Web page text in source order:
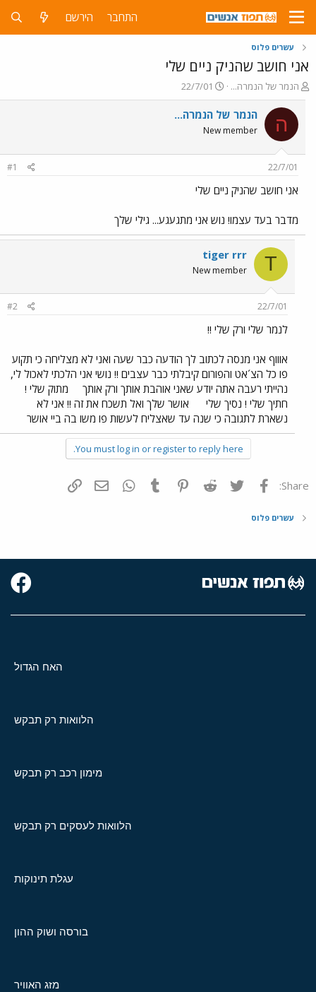
התחבר הירשם
עשרים פלוס
אני חושב שהניק ניים שלי
פ
ו
ת
ח
ה
ש
א
הנמר של הנמרה...
פ
ו
ר
ם
ר
22/7/01
ה הנמר של הנמרה...
New member
22/7/01
#1
אני חושב שהניק ניים שלי
מדבר בעד עצמו! נוש אני מתגעגע... גילי שלך
T
tiger rrr
New member
22/7/01
#2
לנמר שלי ורק שלי !!
אוווף אני מנסה לכתוב לך הודעה כבר שעה ואני לא מצליחה כי תקוע
פו כל הצ´אט והפורום קיבלתי כבר עצבים !! נושי אני הלכתי לאכול לי,
נהייתי רעבה אתה יודע שאני אוהבת אותך ורק אותך
מתוק שלי !
חתיך שלי ! נסיך שלי
אושר שלך ואל תשכח את זה !! אני לא
נשארת לתגובה כי שנה עד שאצליח לעשות פו משו בה ביי אושר
You must log in or register to reply here.
Share: פייסבוק Twitter
Reddit
Pinterest
Tumblr
WhatsAppדואר אלקטרוני
עשרים פלוס
האח הגדול
הלוואות רק תבקש
מימון רכב רק תבקש
הלוואות לעסקים רק תבקש
עגלת תינוקות
בורסה ושוק ההון
מזג האוויר